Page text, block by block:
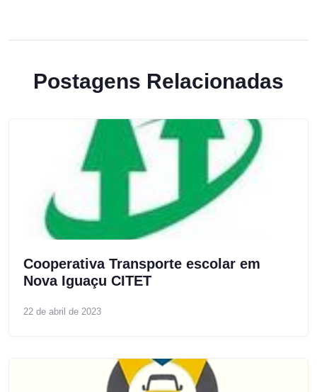
Postagens Relacionadas
Cooperativa Transporte escolar em
Nova Iguaçu CITET
22 de abril de 2023